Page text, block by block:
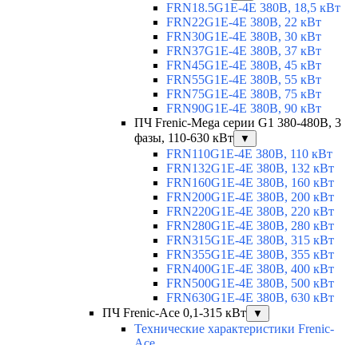
FRN18.5G1E-4E 380В, 18,5 кВт
FRN22G1E-4E 380В, 22 кВт
FRN30G1E-4E 380В, 30 кВт
FRN37G1E-4E 380В, 37 кВт
FRN45G1E-4E 380В, 45 кВт
FRN55G1E-4E 380В, 55 кВт
FRN75G1E-4E 380В, 75 кВт
FRN90G1E-4E 380В, 90 кВт
ПЧ Frenic-Mega серии G1 380-480В, 3
фазы, 110-630 кВт
▼
FRN110G1E-4E 380В, 110 кВт
FRN132G1E-4E 380В, 132 кВт
FRN160G1E-4E 380В, 160 кВт
FRN200G1E-4E 380В, 200 кВт
FRN220G1E-4E 380В, 220 кВт
FRN280G1E-4E 380В, 280 кВт
FRN315G1E-4E 380В, 315 кВт
FRN355G1E-4E 380В, 355 кВт
FRN400G1E-4E 380В, 400 кВт
FRN500G1E-4E 380В, 500 кВт
FRN630G1E-4E 380В, 630 кВт
ПЧ Frenic-Ace 0,1-315 кВт
▼
Технические характеристики Frenic-